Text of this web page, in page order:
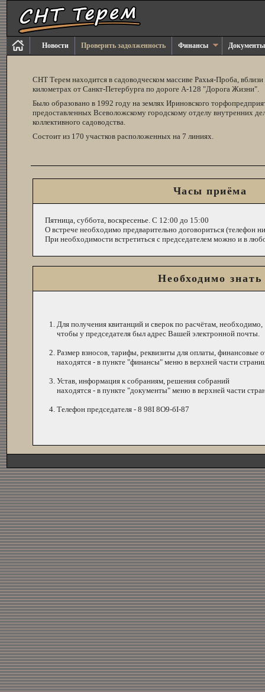
Новости Проверить задолженность Финансы Документы
СНТ Терем находится в садоводческом массиве Рахья-Проба, вблизи
километрах от Санкт-Петербурга по дороге A-128 "Дорога Жизни".
Было образовано в 1992 году на землях Ириновского
предоставленных Всеволожскому городскому отделу внутренних
коллективного садоводства.
Состоит из 170 участков расположенных на 7 линиях.
Часы приёма
Пятница, суббота, воскресенье. С 12:00 до 15:00
О встрече необходимо предварительно договориться (телефон
При необходимости встретиться с председателем можно и в
Необходимо знать
Для получения квитанций и сверок по расчётам, необходимо,
чтобы у председателя был адрес Вашей электронной почты.
Размер взносов, тарифы, реквизиты для оплаты, финансовые
находятся - в пункте "финансы" меню в верхней части
Устав, информация к собраниям, решения собраний
находятся - в пункте "документы" меню в верхней части
Телефон председателя - 8 98I 8О9-бI-87